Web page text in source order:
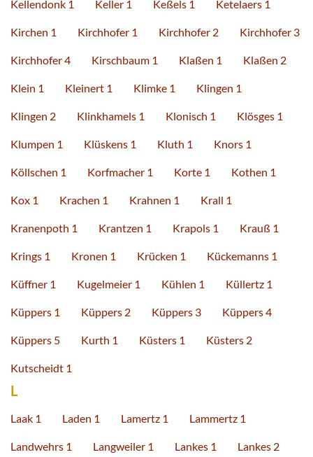
Kellendonk 1 Keller 1 Keßels 1 Ketelaers 1
Kirchen 1 Kirchhofer 1 Kirchhofer 2 Kirchhofer 3
Kirchhofer 4 Kirschbaum 1 Klaßen 1 Klaßen 2
Klein 1 Kleinert 1 Klimke 1 Klingen 1
Klingen 2 Klinkhamels 1 Klonisch 1 Klösges 1
Klumpen 1 Klüskens 1 Kluth 1 Knors 1
Köllschen 1 Korfmacher 1 Korte 1 Kothen 1
Kox 1 Krachen 1 Krahnen 1 Krall 1
Kranenpoth 1 Krantzen 1 Krapols 1 Krauß 1
Krings 1 Kronen 1 Krücken 1 Kückemanns 1
Küffner 1 Kugelmeier 1 Kühlen 1 Küllertz 1
Küppers 1 Küppers 2 Küppers 3 Küppers 4
Küppers 5 Kurth 1 Küsters 1 Küsters 2
Kutscheidt 1
L
Laak 1 Laden 1 Lamertz 1 Lammertz 1
Landwehrs 1 Langweiler 1 Lankes 1 Lankes 2